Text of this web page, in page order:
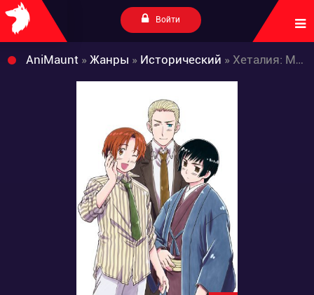
Войти
AniMaunt » Жанры » Исторический » Хеталия: Мировые Серии